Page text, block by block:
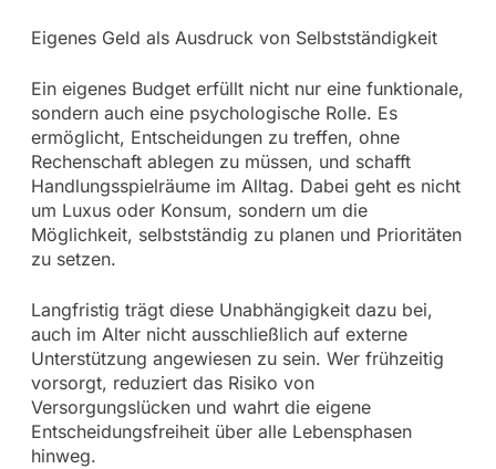
Eigenes Geld als Ausdruck von Selbstständigkeit
Ein eigenes Budget erfüllt nicht nur eine funktionale,
sondern auch eine psychologische Rolle. Es
ermöglicht, Entscheidungen zu treffen, ohne
Rechenschaft ablegen zu müssen, und schafft
Handlungsspielräume im Alltag. Dabei geht es nicht
um Luxus oder Konsum, sondern um die
Möglichkeit, selbstständig zu planen und Prioritäten
zu setzen.
Langfristig trägt diese Unabhängigkeit dazu bei,
auch im Alter nicht ausschließlich auf externe
Unterstützung angewiesen zu sein. Wer frühzeitig
vorsorgt, reduziert das Risiko von
Versorgungslücken und wahrt die eigene
Entscheidungsfreiheit über alle Lebensphasen
hinweg.